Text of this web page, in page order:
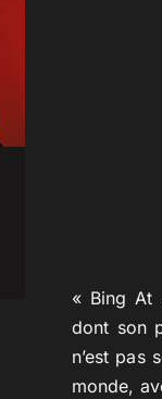
« Bing At
dont son
n’est pas
monde,